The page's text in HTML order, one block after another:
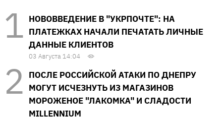
НОВОВВЕДЕНИЕ В "УКРПОЧТЕ": НА
ПЛАТЕЖКАХ НАЧАЛИ ПЕЧАТАТЬ ЛИЧНЫЕ
ДАННЫЕ КЛИЕНТОВ
03 Августа 14:04
ПОСЛЕ РОССИЙСКОЙ АТАКИ ПО ДНЕПРУ
МОГУТ ИСЧЕЗНУТЬ ИЗ МАГАЗИНОВ
МОРОЖЕНОЕ "ЛАКОМКА" И СЛАДОСТИ
MILLENNIUM